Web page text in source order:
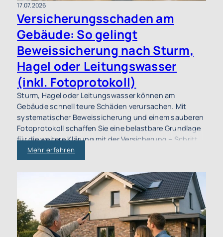
17.07.2026
Versicherungsschaden am
Gebäude: So gelingt
Beweissicherung nach Sturm,
Hagel oder Leitungswasser
(inkl. Fotoprotokoll)
Sturm, Hagel oder Leitungswasser können am
Gebäude schnell teure Schäden verursachen. Mit
systematischer Beweissicherung und einem sauberen
Fotoprotokoll schaffen Sie eine belastbare Grundlage
für die weitere Klärung mit der Versicherung – Schritt
für Schritt erklärt.
Mehr erfahren